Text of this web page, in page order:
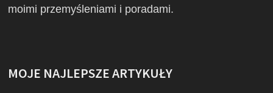
moimi przemyśleniami i poradami.
MOJE NAJLEPSZE ARTYKUŁY